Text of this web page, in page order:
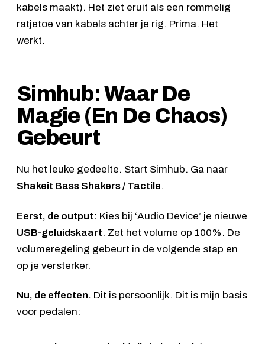
kabels maakt). Het ziet eruit als een rommelig
ratjetoe van kabels achter je rig. Prima. Het
werkt.
Simhub: Waar De
Magie (En De Chaos)
Gebeurt
Nu het leuke gedeelte. Start Simhub. Ga naar
Shakeit Bass Shakers / Tactile.
Eerst, de output: Kies bij ‘Audio Device’ je nieuwe
USB-geluidskaart. Zet het volume op 100%. De
volumeregeling gebeurt in de volgende stap en
op je versterker.
Nu, de effecten. Dit is persoonlijk. Dit is mijn basis
voor pedalen: